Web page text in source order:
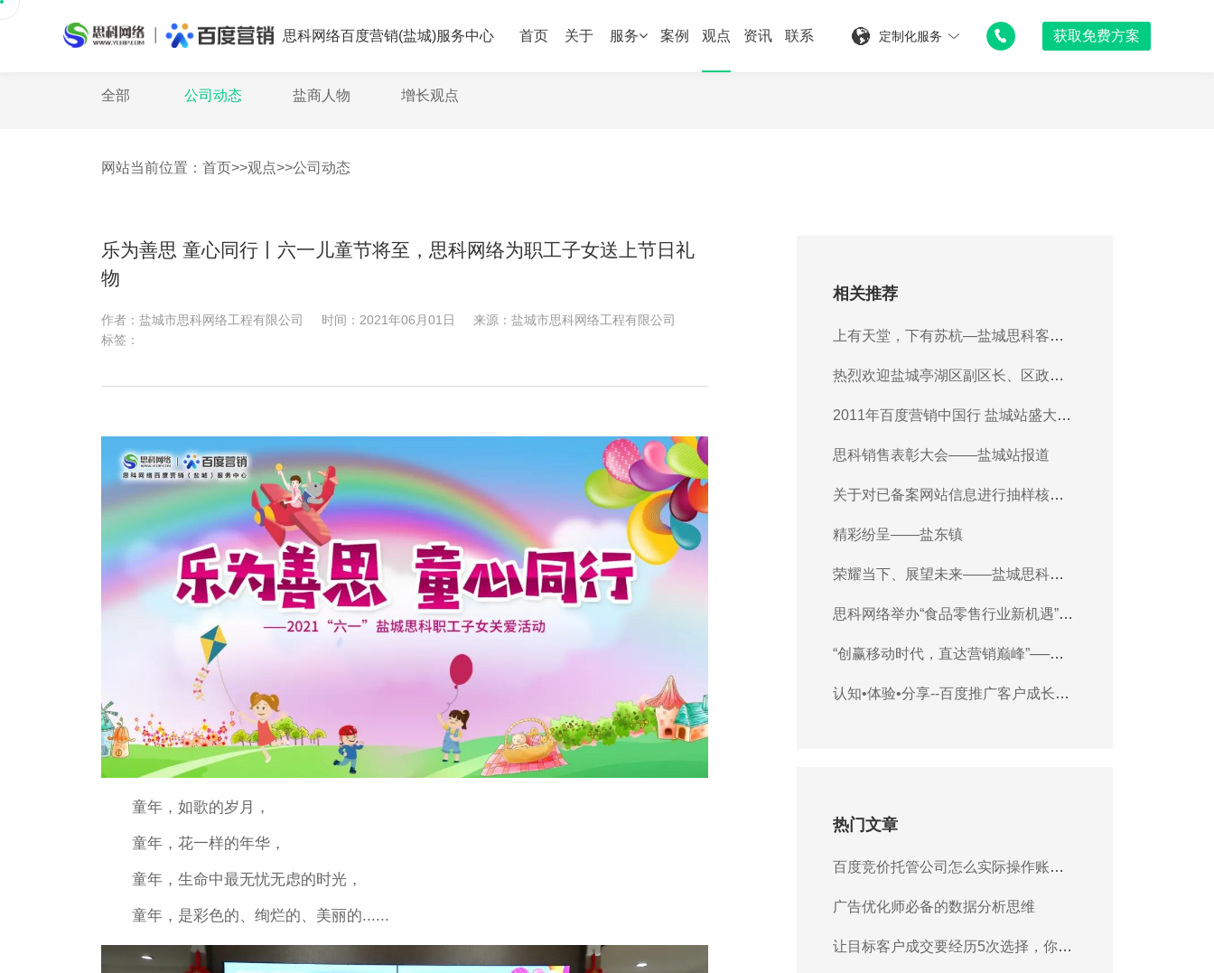
思科网络百度营销(盐城)服务中心 首页 关于 服务 案例 观点 资讯 联系 定制化服务 获取免费方案
全部 公司动态 盐商人物 增长观点
网站当前位置： 首页>>观点>>公司动态
乐为善思 童心同行丨六一儿童节将至，思科网络为职工子女送上节日礼
物
作者： 盐城市思科网络工程有限公司 时间： 2021年06月01日 来源： 盐城市思科网络工程有限公司
标签：
童年，如歌的岁月，
童年，花一样的年华，
童年，生命中最无忧无虑的时光，
童年，是彩色的、绚烂的、美丽的......
相关推荐
上有天堂，下有苏杭—盐城思科客服
热烈欢迎盐城亭湖区副区长、区政协
研指导
2011年百度营销中国行 盐城站盛大举
思科销售表彰大会——盐城站报道
关于对已备案网站信息进行抽样核查
精彩纷呈——盐东镇
荣耀当下、展望未来——盐城思科召
思科网络举办“食品零售行业新机遇”沙
“创赢移动时代，直达营销巅峰”──
认知•体验•分享--百度推广客户成长计
热门文章
百度竞价托管公司怎么实际操作账户
广告优化师必备的数据分析思维
让目标客户成交要经历5次选择，你知